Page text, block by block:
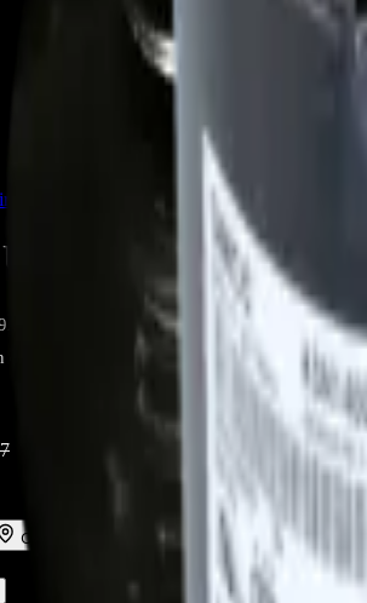
Acondicionados Repuestos Línea Blanca
diseñado para aires
uniforme.
Comprar y Recoger
Añadir al Carrito